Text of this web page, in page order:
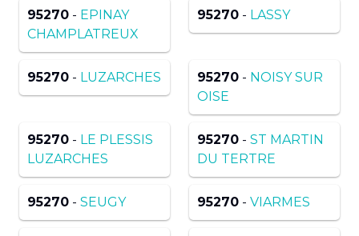
95270 - EPINAY
CHAMPLATREUX
95270 - LASSY
95270 - LUZARCHES 95270 - NOISY SUR
OISE
95270 - LE PLESSIS
LUZARCHES
95270 - ST MARTIN
DU TERTRE
95270 - SEUGY 95270 - VIARMES